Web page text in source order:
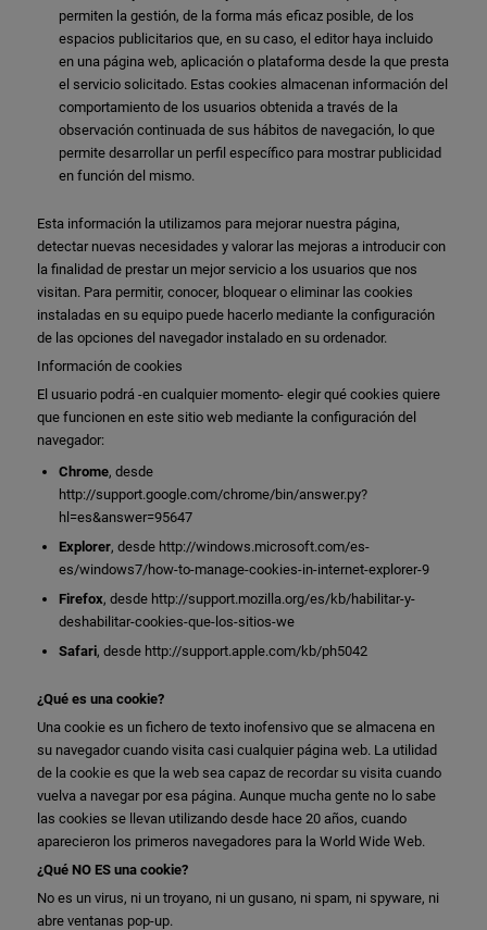
permiten la gestión, de la forma más eficaz posible, de los
espacios publicitarios que, en su caso, el editor haya incluido
en una página web, aplicación o plataforma desde la que presta
el servicio solicitado. Estas cookies almacenan información del
comportamiento de los usuarios obtenida a través de la
observación continuada de sus hábitos de navegación, lo que
permite desarrollar un perfil específico para mostrar publicidad
en función del mismo.
Esta información la utilizamos para mejorar nuestra página,
detectar nuevas necesidades y valorar las mejoras a introducir con
la finalidad de prestar un mejor servicio a los usuarios que nos
visitan. Para permitir, conocer, bloquear o eliminar las cookies
instaladas en su equipo puede hacerlo mediante la configuración
de las opciones del navegador instalado en su ordenador.
Información de cookies
El usuario podrá -en cualquier momento- elegir qué cookies quiere
que funcionen en este sitio web mediante la configuración del
navegador:
Chrome, desde
http://support.google.com/chrome/bin/answer.py?
hl=es&answer=95647
Explorer, desde http://windows.microsoft.com/es-
es/windows7/how-to-manage-cookies-in-internet-explorer-9
Firefox, desde http://support.mozilla.org/es/kb/habilitar-y-
deshabilitar-cookies-que-los-sitios-we
Safari, desde http://support.apple.com/kb/ph5042
¿Qué es una cookie?
Una cookie es un fichero de texto inofensivo que se almacena en
su navegador cuando visita casi cualquier página web. La utilidad
de la cookie es que la web sea capaz de recordar su visita cuando
vuelva a navegar por esa página. Aunque mucha gente no lo sabe
las cookies se llevan utilizando desde hace 20 años, cuando
aparecieron los primeros navegadores para la World Wide Web.
¿Qué NO ES una cookie?
No es un virus, ni un troyano, ni un gusano, ni spam, ni spyware, ni
abre ventanas pop-up.